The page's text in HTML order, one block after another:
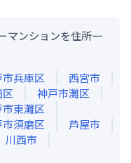
マンションを住所一
兵庫区
西宮市
神戸市灘区
東灘区
須磨区
芦屋市
川西市